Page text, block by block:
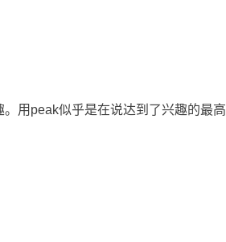
用peak似乎是在说达到了兴趣的最高